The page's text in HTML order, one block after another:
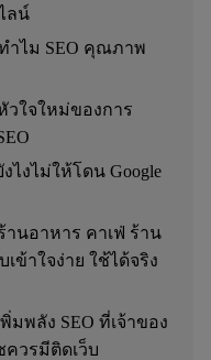
ลน์
ำไม SEO คุณภาพ
วใจใหม่ของการ
ไงไม่ให้โดน Google
านอาหาร คาเฟ่ ร้าน
ข้าใจง่าย ใช้ได้จริง
พิ่มพลัง SEO ที่เจ้าของ
ควรมีติดเว็บ